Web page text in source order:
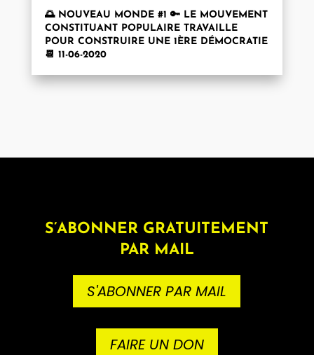
🌅 NOUVEAU MONDE #1 🔑 LE MOUVEMENT
CONSTITUANT POPULAIRE TRAVAILLE
POUR CONSTRUIRE UNE 1ÈRE DÉMOCRATIE
📆 11-06-2020
S’ABONNER GRATUITEMENT
PAR MAIL
S'ABONNER PAR MAIL
FAIRE UN DON